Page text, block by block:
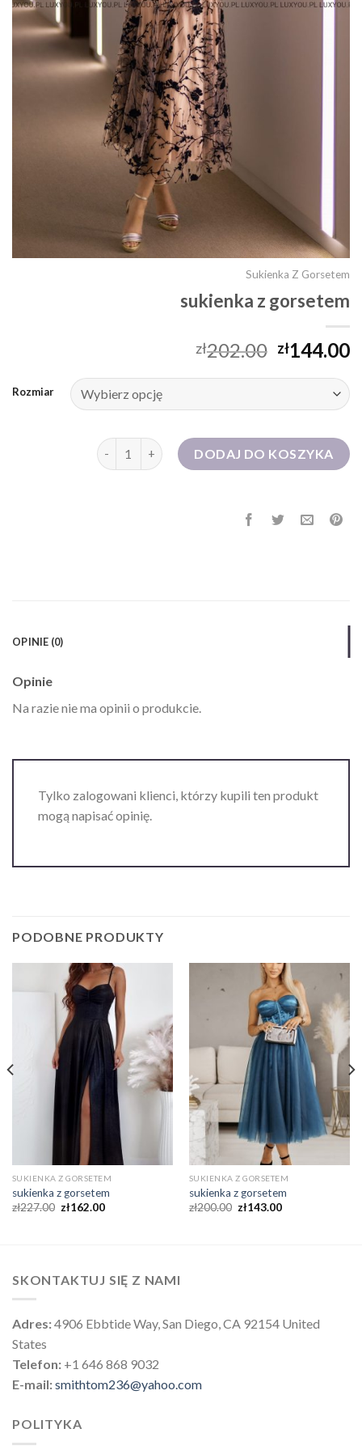
Sukienka Z Gorsetem
sukienka z gorsetem
zł202.00 zł144.00
Rozmiar
ilość sukienka z gorsetemDODAJ DO KOSZYKA
OPINIE (0)
Opinie
Na razie nie ma opinii o produkcie.
Tylko zalogowani klienci, którzy kupili ten produkt
mogą napisać opinię.
PODOBNE PRODUKTY
SUKIENKA Z GORSETEM
sukienka z gorsetem
zł227.00 zł162.00
SUKIENKA Z GORSETEM
sukienka z gorsetem
zł200.00 zł143.00
SKONTAKTUJ SIĘ Z NAMI
Adres:4906 Ebbtide Way, San Diego, CA 92154 United
States
Telefon: +1 646 868 9032
E-mail:smithtom236@yahoo.com
POLITYKA